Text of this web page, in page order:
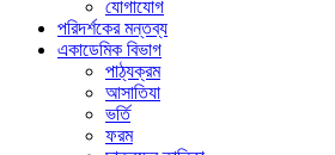
যোগাযোগ
পরিদর্শকের মন্তব্য
একাডেমিক বিভাগ
পাঠ্যক্রম
আসাতিযা
ভর্তি
ফরম